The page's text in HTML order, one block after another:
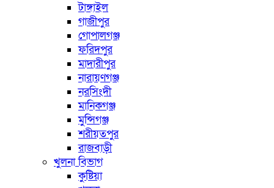
টাঙ্গাইল
গাজীপুর
গোপালগঞ্জ
ফরিদপুর
মাদারীপুর
নারায়ণগঞ্জ
নরসিংদী
মানিকগঞ্জ
মুন্সিগঞ্জ
শরীয়তপুর
রাজবাড়ী
খুলনা বিভাগ
কুষ্টিয়া